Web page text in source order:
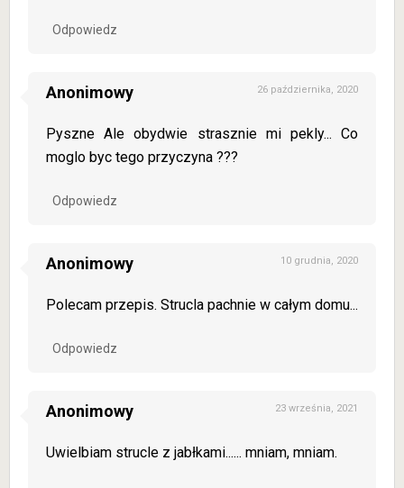
Odpowiedz
Anonimowy 26 października, 2020
Pyszne Ale obydwie strasznie mi pekly... Co
moglo byc tego przyczyna ???
Odpowiedz
Anonimowy 10 grudnia, 2020
Polecam przepis. Strucla pachnie w całym domu...
Odpowiedz
Anonimowy 23 września, 2021
Uwielbiam strucle z jabłkami...... mniam, mniam.